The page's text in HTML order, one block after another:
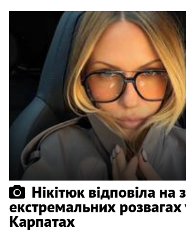
Нікітюк відповіла на
екстремальних розвагах
Карпатах